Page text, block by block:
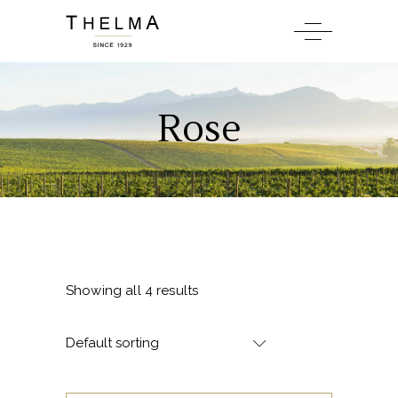
Rose
Showing all 4 results
Default sorting